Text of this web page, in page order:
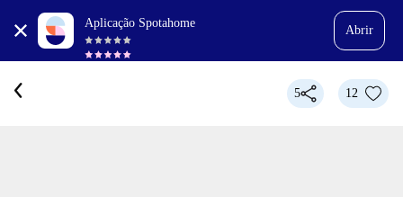
Aplicação Spotahome
Abrir
5 12